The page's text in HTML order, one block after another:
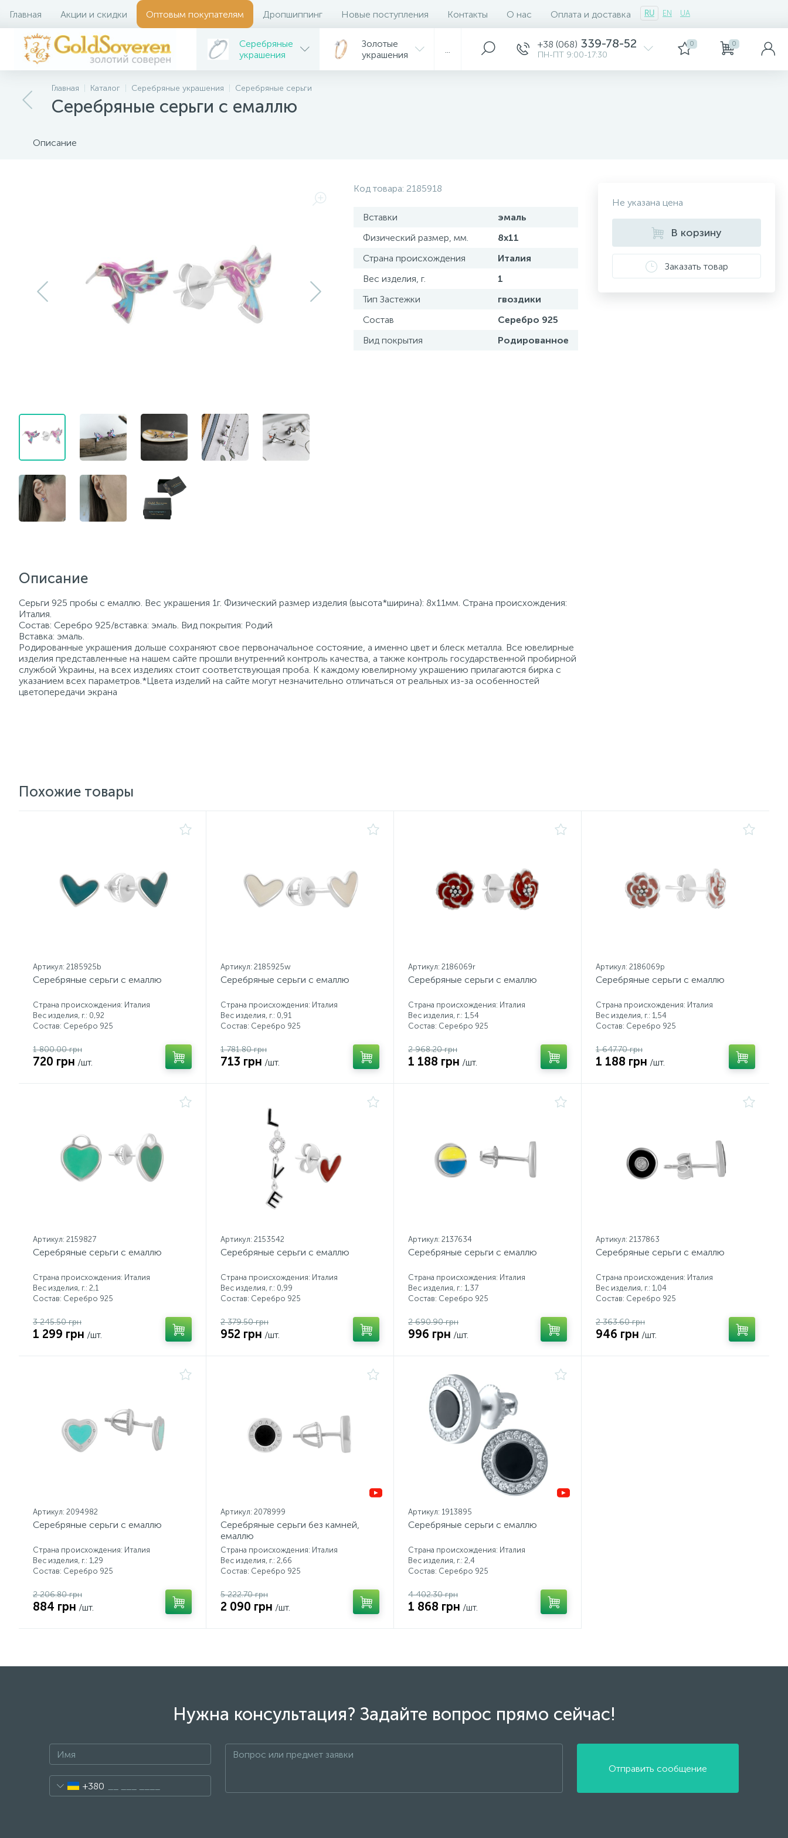
Главная Акции и скидки Оптовым покупателям Дропшиппинг Новые поступления Контакты О нас Оплата и доставка RU EN UA
Серебряные
украшения
Золотые
украшения
+38 (068) 339-78-52
ПН-ПТ 9:00-17:30
0 0
Главная Каталог Серебряные украшения Серебряные серьги
Серебряные серьги с емаллю
Описание
Код товара: 2185918
Вставки
эмаль
Физический размер, мм.
8х11
Страна происхождения
Италия
Вес изделия, г.
1
Тип Застежки
гвоздики
Состав
Серебро 925
Вид покрытия
Родированное
Описание
Серьги 925 пробы с емаллю. Вес украшения 1г. Физический размер изделия (высота*ширина): 8х11мм. Страна происхождения:
Италия.
Состав: Серебро 925/вставка: эмаль. Вид покрытия: Родий
Вставка: эмаль.
Родированные украшения дольше сохраняют свое первоначальное состояние, а именно цвет и блеск металла. Все ювелирные
изделия представленные на нашем сайте прошли внутренний контроль качества, а также контроль государственной пробирной
службой Украины, на всех изделиях стоит соответствующая проба. К каждому ювелирному украшению прилагаются бирка с
указанием всех параметров.*Цвета изделий на сайте могут незначительно отличаться от реальных из-за особенностей
цветопередачи экрана
Не указана цена
В корзину
Заказать товар
Похожие товары
Артикул: 2185925b
Серебряные серьги с емаллю
Страна происхождения: Италия
Вес изделия, г.: 0,92
Состав: Серебро 925
1 800.00 грн
720 грн /шт.
Артикул: 2185925w
Серебряные серьги с емаллю
Страна происхождения: Италия
Вес изделия, г.: 0,91
Состав: Серебро 925
1 781.80 грн
713 грн /шт.
Артикул: 2186069r
Серебряные серьги с емаллю
Страна происхождения: Италия
Вес изделия, г.: 1,54
Состав: Серебро 925
2 968.20 грн
1 188 грн /шт.
Артикул: 2186069p
Серебряные серьги с емаллю
Страна происхождения: Италия
Вес изделия, г.: 1,54
Состав: Серебро 925
1 647.70 грн
1 188 грн /шт.
Артикул: 2159827
Серебряные серьги с емаллю
Страна происхождения: Италия
Вес изделия, г.: 2,1
Состав: Серебро 925
3 245.50 грн
1 299 грн /шт.
Артикул: 2153542
Серебряные серьги с емаллю
Страна происхождения: Италия
Вес изделия, г.: 0,99
Состав: Серебро 925
2 379.50 грн
952 грн /шт.
Артикул: 2137634
Серебряные серьги с емаллю
Страна происхождения: Италия
Вес изделия, г.: 1,37
Состав: Серебро 925
2 690.90 грн
996 грн /шт.
Артикул: 2137863
Серебряные серьги с емаллю
Страна происхождения: Италия
Вес изделия, г.: 1,04
Состав: Серебро 925
2 363.60 грн
946 грн /шт.
Артикул: 2094982
Серебряные серьги с емаллю
Страна происхождения: Италия
Вес изделия, г.: 1,29
Состав: Серебро 925
2 206.80 грн
884 грн /шт.
Артикул: 2078999
Серебряные серьги без камней,
емаллю
Страна происхождения: Италия
Вес изделия, г.: 2,66
Состав: Серебро 925
5 222.70 грн
2 090 грн /шт.
Артикул: 1913895
Серебряные серьги с емаллю
Страна происхождения: Италия
Вес изделия, г.: 2,4
Состав: Серебро 925
4 402.30 грн
1 868 грн /шт.
Нужна консультация? Задайте вопрос прямо сейчас!
+380
Отправить сообщение